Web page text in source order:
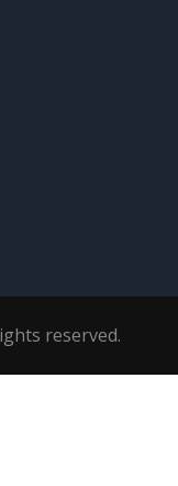
reserved.